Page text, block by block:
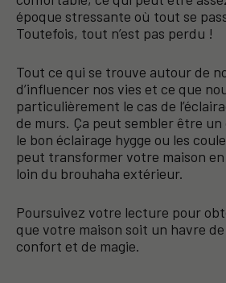
époque stressante où tout se
Toutefois, tout n’est pas perdu !
Tout ce qui se trouve autour de
d’influencer nos vies et ce que
particulièrement le cas de
de murs. Ça peut sembler être
le bon éclairage hygge ou les
peut transformer votre maison
loin du brouhaha extérieur.
Poursuivez votre lecture pour
que votre maison soit un havre
confort et de magie.